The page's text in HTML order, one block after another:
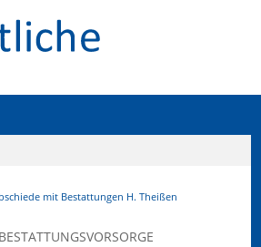
mit Bestattungen H. Theißen